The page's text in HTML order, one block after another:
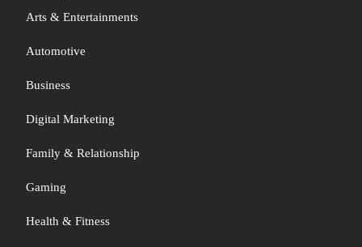
Arts & Entertainments
Automotive
Business
Digital Marketing
Family & Relationship
Gaming
Health & Fitness